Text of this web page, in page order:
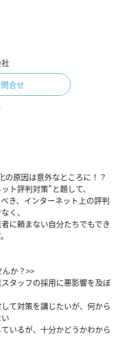
合せ
の原因は意外なところに！？
ト評判対策"と題して、
き、インターネット上の評判
く、
に頼まない自分たちでもでき
か？>>
タッフの採用に悪影響を及ぼ
て対策を講じたいが、何から
いるが、十分かどうかわから